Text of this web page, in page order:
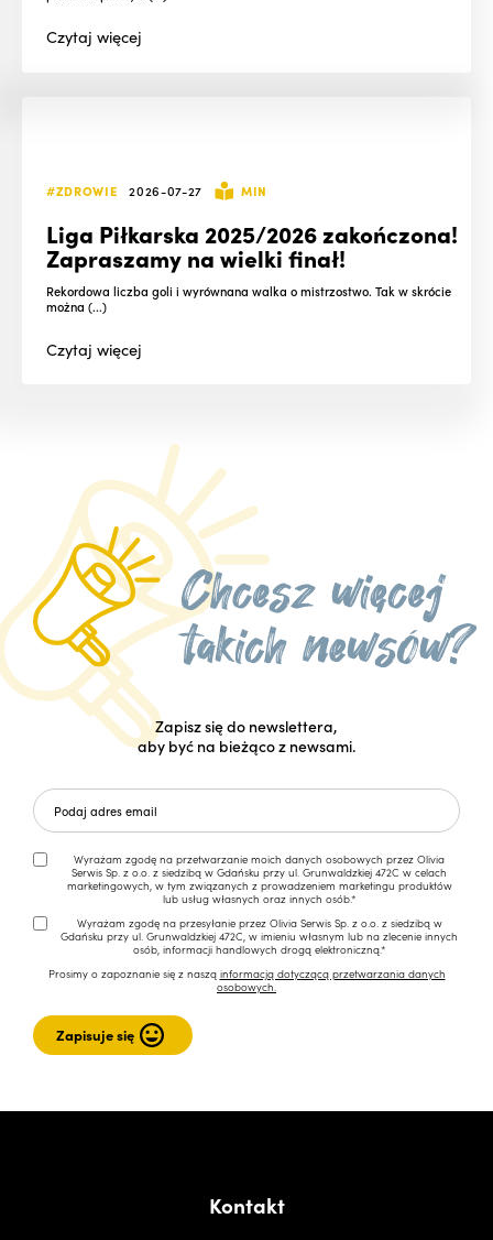
Czytajwięcej
#ZDROWIE 2026-07-27 MIN
Liga Piłkarska 2025/2026 zakończona!
Zapraszamy na wielki finał!
Rekordowa liczba goli i wyrównana walka o mistrzostwo. Tak w skrócie
można (...)
Czytajwięcej
Zapisz się do newslettera,
aby być na bieżąco z newsami.
Wyrażam zgodę na przetwarzanie moich danych osobowych przez Olivia
Serwis Sp. z o.o. z siedzibą w Gdańsku przy ul. Grunwaldzkiej 472C w celach
marketingowych, w tym związanych z prowadzeniem marketingu produktów
lub usług własnych oraz innych osób.*
Wyrażam zgodę na przesyłanie przez Olivia Serwis Sp. z o.o. z siedzibą w
Gdańsku przy ul. Grunwaldzkiej 472C, w imieniu własnym lub na zlecenie innych
osób, informacji handlowych drogą elektroniczną.*
Prosimy o zapoznanie się z naszą informacją dotyczącą przetwarzania danych
osobowych.
Kontakt